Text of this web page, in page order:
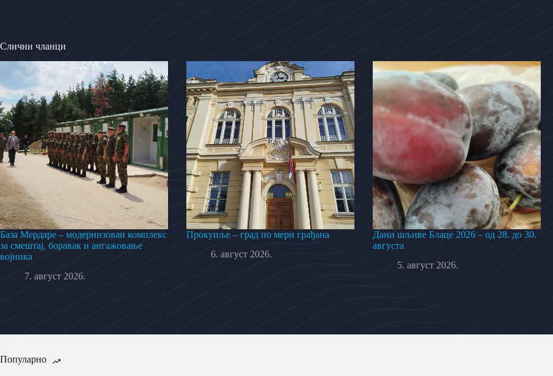
Слични чланци
База Мердаре – модернизован комплекс
за смештај, боравак и ангажовање
војника
7. август 2026.
Прокупље – град по мери грађана
6. август 2026.
Дани шљиве Блаце 2026 – од 28. до 30.
августа
5. август 2026.
Популарно